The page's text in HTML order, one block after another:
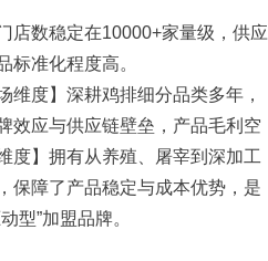
店数稳定在10000+家量级，供应
标准化程度高。
维度】深耕鸡排细分品类多年，
效应与供应链壁垒，产品毛利空
度】拥有从养殖、屠宰到深加工
保障了产品稳定与成本优势，是
型”加盟品牌。